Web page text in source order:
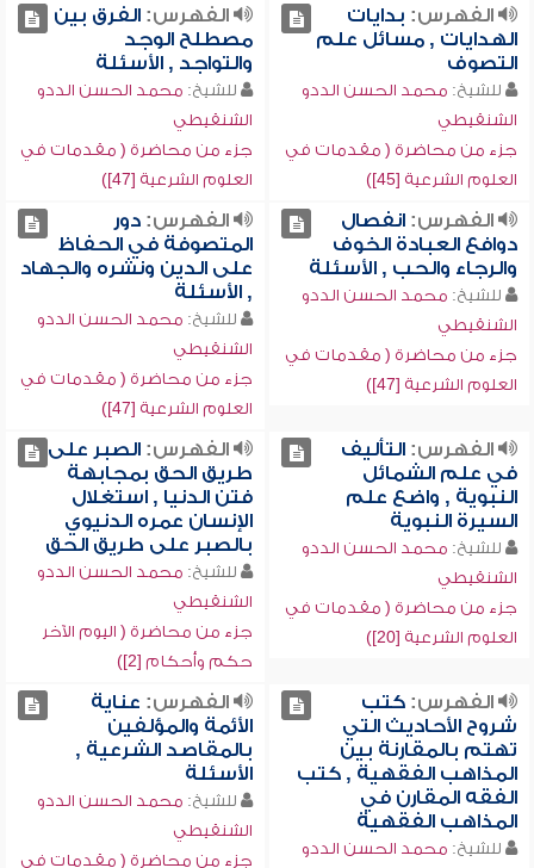
الفهرس: بدايات
الهدايات , مسائل علم
التصوف
للشيخ: محمد الحسن الددو
الشنقيطي
جزء من محاضرة ( مقدمات في
العلوم الشرعية [45])
الفهرس:الفرق بين
مصطلح الوجد
والتواجد , الأسئلة
للشيخ: محمد الحسن الددو
الشنقيطي
جزء من محاضرة ( مقدمات في
العلوم الشرعية [47])
الفهرس:انفصال
دوافع العبادة الخوف
والرجاء والحب , الأسئلة
للشيخ: محمد الحسن الددو
الشنقيطي
جزء من محاضرة ( مقدمات في
العلوم الشرعية [47])
الفهرس:دور
المتصوفة في الحفاظ
على الدين ونشره والجهاد
, الأسئلة
للشيخ: محمد الحسن الددو
الشنقيطي
جزء من محاضرة ( مقدمات في
العلوم الشرعية [47])
الفهرس:التأليف
في علم الشمائل
النبوية , واضع علم
السيرة النبوية
للشيخ: محمد الحسن الددو
الشنقيطي
جزء من محاضرة ( مقدمات في
العلوم الشرعية [20])
الفهرس:الصبر على
طريق الحق بمجابهة
فتن الدنيا , استغلال
الإنسان عمره الدنيوي
بالصبر على طريق الحق
للشيخ: محمد الحسن الددو
الشنقيطي
جزء من محاضرة ( اليوم الآخر
حكم وأحكام [2])
الفهرس:كتب
شروح الأحاديث التي
تهتم بالمقارنة بين
المذاهب الفقهية , كتب
الفقه المقارن في
المذاهب الفقهية
للشيخ: محمد الحسن الددو
الفهرس: عناية
الأئمة والمؤلفين
بالمقاصد الشرعية ,
الأسئلة
للشيخ: محمد الحسن الددو
الشنقيطي
جزء من محاضرة ( مقدمات في